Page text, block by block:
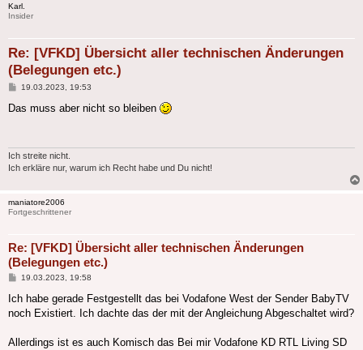
Karl.
Insider
Re: [VFKD] Übersicht aller technischen Änderungen
(Belegungen etc.)
Beitrag
19.03.2023, 19:53
Das muss aber nicht so bleiben
Ich streite nicht.
Ich erkläre nur, warum ich Recht habe und Du nicht!
maniatore2006
Fortgeschrittener
Re: [VFKD] Übersicht aller technischen Änderungen
(Belegungen etc.)
Beitrag
19.03.2023, 19:58
Ich habe gerade Festgestellt das bei Vodafone West der Sender BabyTV
noch Existiert. Ich dachte das der mit der Angleichung Abgeschaltet wird?
Allerdings ist es auch Komisch das Bei mir Vodafone KD RTL Living SD